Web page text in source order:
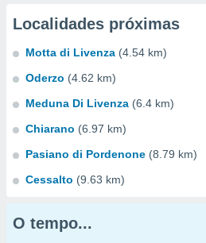
Localidades próximas
Motta di Livenza (4.54 km)
Oderzo (4.62 km)
Meduna Di Livenza (6.4 km)
Chiarano (6.97 km)
Pasiano di Pordenone (8.79 km)
Cessalto (9.63 km)
O tempo...